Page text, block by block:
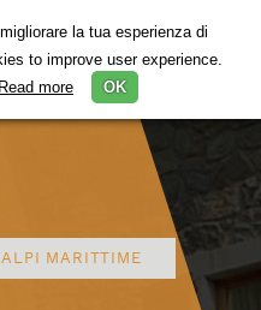
MARITTIME
la tua esperienza di
to improve user experience.
more
OK